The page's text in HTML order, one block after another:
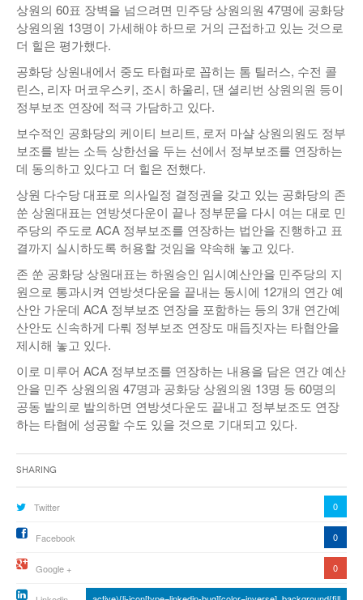
상원의 60표 장벽을 넘으려면 민주당 상원의원 47명에 공화당
상원의원 13명이 가세해야 하므로 거의 근접하고 있는 것으로
더 힐은 평가했다.
공화당 상원내에서 중도 타협파로 꼽히는 톰 틸러스, 수전 콜
린스, 리자 머코우스키, 조시 하울리, 댄 셜리번 상원의원 등이
정부보조 연장에 적극 가담하고 있다.
보수적인 공화당의 케이티 브리트, 로저 마샬 상원의원도 정부
보조를 받는 소득 상한선을 두는 선에서 정부보조를 연장하는
데 동의하고 있다고 더 힐은 전했다.
상원 다수당 대표로 의사일정 결정권을 갖고 있는 공화당의 존
쑨 상원대표는 연방셧다운이 끝나 정부문을 다시 여는 대로 민
주당의 주도로 ACA 정부보조를 연장하는 법안을 진행하고 표
결까지 실시하도록 허용할 것임을 약속해 놓고 있다.
존 쑨 공화당 상원대표는 하원승인 임시예산안을 민주당의 지
원으로 통과시켜 연방셧다운을 끝내는 동시에 12개의 연간 예
산안 가운데 ACA 정부보조 연장을 포함하는 등의 3개 연간예
산안도 신속하게 다뤄 정부보조 연장도 매듭짓자는 타협안을
제시해 놓고 있다.
이로 미루어 ACA 정부보조를 연장하는 내용을 담은 연간 예산
안을 민주 상원의원 47명과 공화당 상원의원 13명 등 60명의
공동 발의로 발의하면 연방셧다운도 끝내고 정부보조도 연장
하는 타협에 성공할 수도 있을 것으로 기대되고 있다.
Sharing
Twitter 0
Facebook 0
Google + 0